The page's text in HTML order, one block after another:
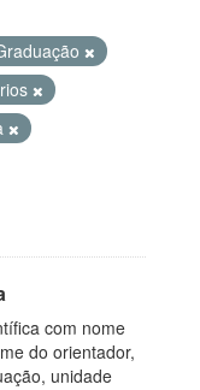
com nome
do orientador,
unidade